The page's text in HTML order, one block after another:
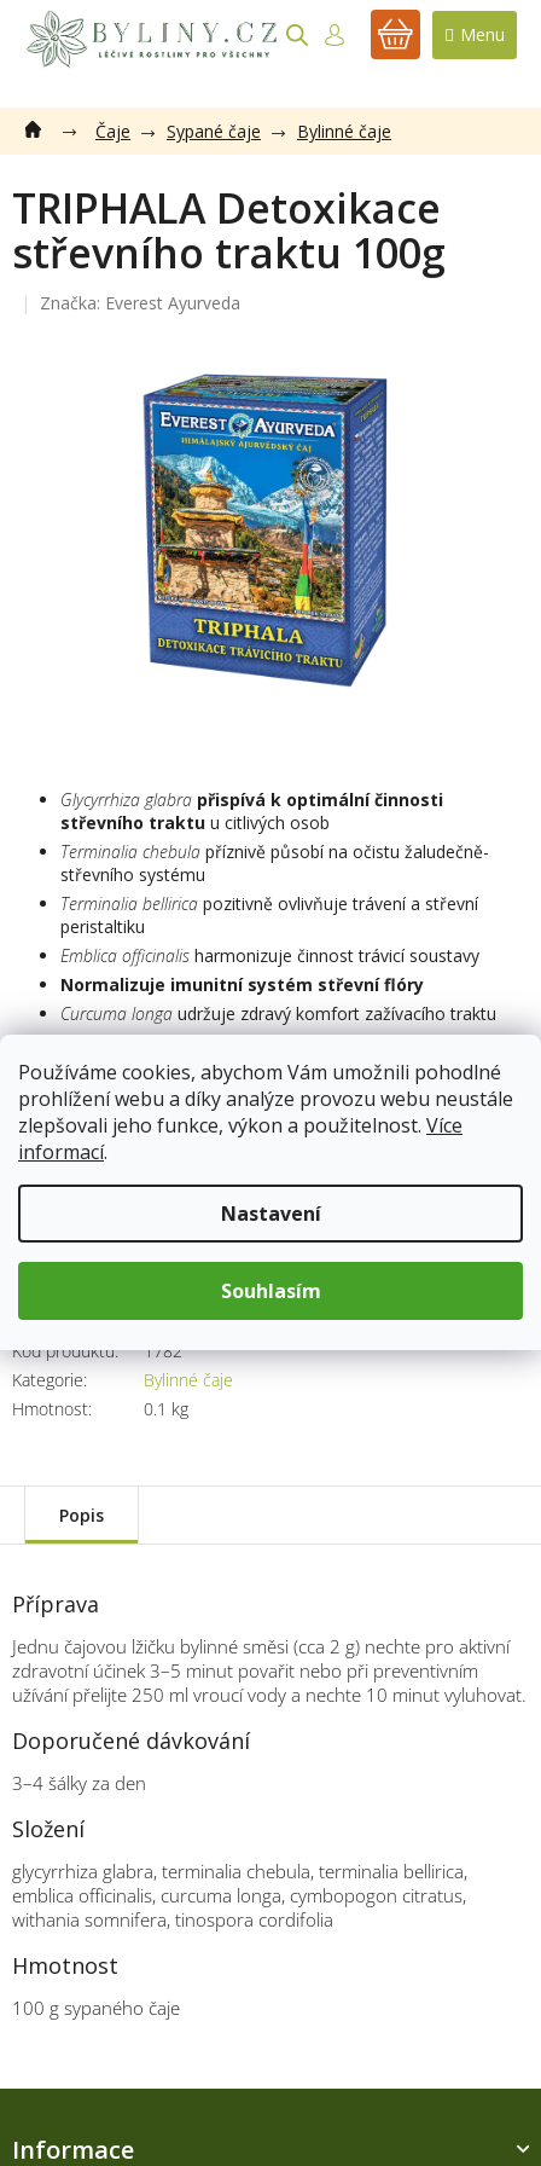
Používáme cookies, abychom Vám umožnili pohodlné
prohlížení webu a díky analýze provozu webu neustále
zlepšovali jeho funkce, výkon a použitelnost. Více
informací.
Nastavení
Souhlasím
obsah
NÁKUPNÍ
Čaje Sypané čaje Bylinné čaje
TRIPHALA Detoxikace
střevního traktu 100g
Značka: Everest Ayurveda
Skladem 13.8.2026
Glycyrrhiza glabra přispívá k optimální činnosti
střevního traktu u citlivých osob
Terminalia chebula příznivě působí na očistu žaludečně-
střevního systému
Terminalia bellirica pozitivně ovlivňuje trávení a střevní
peristaltiku
Emblica officinalis harmonizuje činnost trávicí soustavy
Normalizuje imunitní systém střevní flóry
Curcuma longa udržuje zdravý komfort zažívacího traktu
Kód produktu:
1782
Kategorie:
Bylinné čaje
Hmotnost: 0.1 kg
147 Kč
Měrná
Přidat do košíku
Popis
Příprava
Jednu čajovou lžičku bylinné směsi (cca 2 g) nechte pro aktivní
zdravotní účinek 3–5 minut povařit nebo při preventivním
užívání přelijte 250 ml vroucí vody a nechte 10 minut vyluhovat.
Doporučené dávkování
3–4 šálky za den
Složení
glycyrrhiza glabra, terminalia chebula, terminalia bellirica,
emblica officinalis, curcuma longa, cymbopogon citratus,
withania somnifera, tinospora cordifolia
Hmotnost
100 g sypaného čaje
Z
Informace